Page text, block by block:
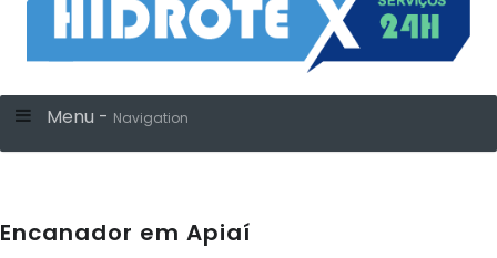
Menu - Navigation
Encanador em Apiaí